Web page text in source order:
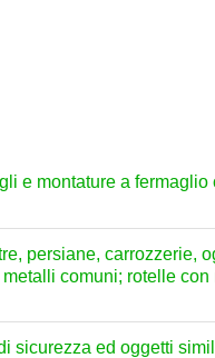
e montature a
persiane, carrozzerie,
comuni; rotelle con
sicurezza ed oggetti